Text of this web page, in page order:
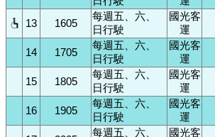
13
1605
每週五、六、
日行駛
國光客
運
14
1705
每週五、六、
日行駛
國光客
運
15
1805
每週五、六、
日行駛
國光客
運
16
1905
每週五、六、
日行駛
國光客
運
每週五、六、 國光客